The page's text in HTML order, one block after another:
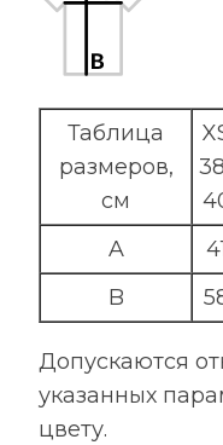
Таблица
размеров,
см
A
B
Допускаются
указанных
цвету.